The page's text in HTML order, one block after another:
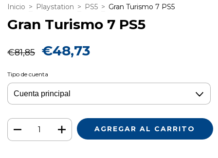
Inicio > Playstation > PS5 > Gran Turismo 7 PS5
Gran Turismo 7 PS5
€81,85 €48,73
Tipo de cuenta